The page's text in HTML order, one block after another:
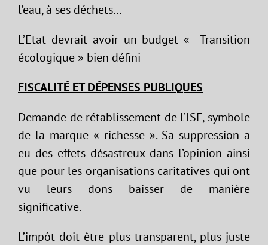
l’eau, à ses déchets…
L’Etat devrait avoir un budget « Transition
écologique » bien défini
FISCALITÉ ET DÉPENSES PUBLIQUES
Demande de rétablissement de l’ISF, symbole
de la marque « richesse ». Sa suppression a
eu des effets désastreux dans l’opinion ainsi
que pour les organisations caritatives qui ont
vu leurs dons baisser de manière
significative.
L’impôt doit être plus transparent, plus juste